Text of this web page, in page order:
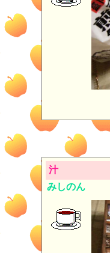
汁
みしのん